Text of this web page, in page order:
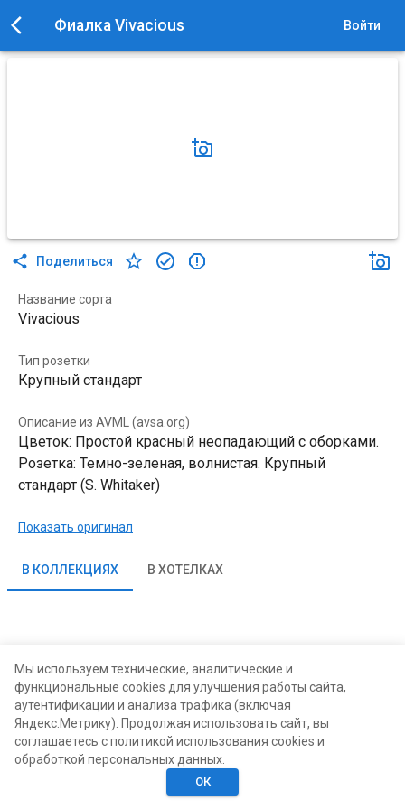
Фиалка Vivacious Войти
Поделиться
Название сорта
Vivacious
Тип розетки
Крупный стандарт
Описание из AVML (avsa.org)
Цветок: Простой красный неопадающий с оборками.
Розетка: Темно-зеленая, волнистая. Крупный
стандарт (S. Whitaker)
Показать оригинал
В КОЛЛЕКЦИЯХ В ХОТЕЛКАХ
Хотелки
Мы используем технические, аналитические и
функциональные cookies для улучшения работы сайта,
аутентификации и анализа трафика (включая
Яндекс.Метрику). Продолжая использовать сайт, вы
соглашаетесь с политикой использования cookies и
обработкой персональных данных.
ОК